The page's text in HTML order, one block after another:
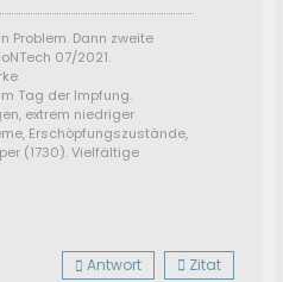
Problem. Dann zweite
07/2021.
Tag der Impfung.
extrem niedriger
Erschöpfungszustände,
(1730). Vielfältige
Antwort Zitat